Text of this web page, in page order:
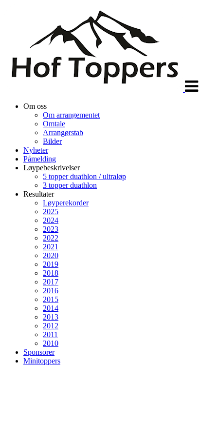
Om oss
Om arrangementet
Omtale
Arrangørstab
Bilder
Nyheter
Påmelding
Løypebeskrivelser
5 topper duathlon / ultraløp
3 topper duathlon
Resultater
Løyperekorder
2025
2024
2023
2022
2021
2020
2019
2018
2017
2016
2015
2014
2013
2012
2011
2010
Sponsorer
Minitoppers